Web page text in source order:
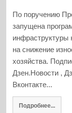
По поручению
запущена
на снижение
хозяйства.
Дзен.Новости ,
Вконтакте...
Подробнее...